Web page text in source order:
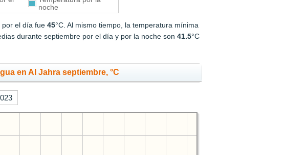
noche
por el día fue45°C. Al mismo tiempo, la temperatura mínima
durante septiembre por el día y por la noche son41.5°C
en Al Jahra septiembre, °C